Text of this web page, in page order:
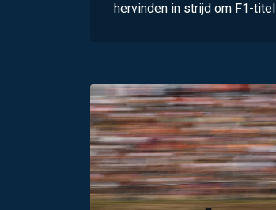
hervinden in strijd om F1-titel